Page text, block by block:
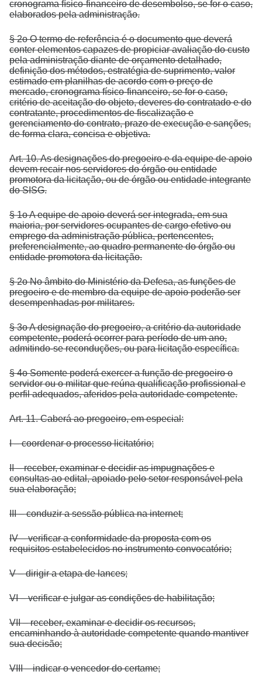
cronograma físico-financeiro de desembolso, se for o caso,
elaborados pela administração.
§ 2o O termo de referência é o documento que deverá
conter elementos capazes de propiciar avaliação do custo
pela administração diante de orçamento detalhado,
definição dos métodos, estratégia de suprimento, valor
estimado em planilhas de acordo com o preço de
mercado, cronograma físico-financeiro, se for o caso,
critério de aceitação do objeto, deveres do contratado e do
contratante, procedimentos de fiscalização e
gerenciamento do contrato, prazo de execução e sanções,
de forma clara, concisa e objetiva.
Art. 10. As designações do pregoeiro e da equipe de apoio
devem recair nos servidores do órgão ou entidade
promotora da licitação, ou de órgão ou entidade integrante
do SISG.
§ 1o A equipe de apoio deverá ser integrada, em sua
maioria, por servidores ocupantes de cargo efetivo ou
emprego da administração pública, pertencentes,
preferencialmente, ao quadro permanente do órgão ou
entidade promotora da licitação.
§ 2o No âmbito do Ministério da Defesa, as funções de
pregoeiro e de membro da equipe de apoio poderão ser
desempenhadas por militares.
§ 3o A designação do pregoeiro, a critério da autoridade
competente, poderá ocorrer para período de um ano,
admitindo-se reconduções, ou para licitação específica.
§ 4o Somente poderá exercer a função de pregoeiro o
servidor ou o militar que reúna qualificação profissional e
perfil adequados, aferidos pela autoridade competente.
Art. 11. Caberá ao pregoeiro, em especial:
I – coordenar o processo licitatório;
II – receber, examinar e decidir as impugnações e
consultas ao edital, apoiado pelo setor responsável pela
sua elaboração;
III – conduzir a sessão pública na internet;
IV – verificar a conformidade da proposta com os
requisitos estabelecidos no instrumento convocatório;
V – dirigir a etapa de lances;
VI – verificar e julgar as condições de habilitação;
VII – receber, examinar e decidir os recursos,
encaminhando à autoridade competente quando mantiver
sua decisão;
VIII – indicar o vencedor do certame;